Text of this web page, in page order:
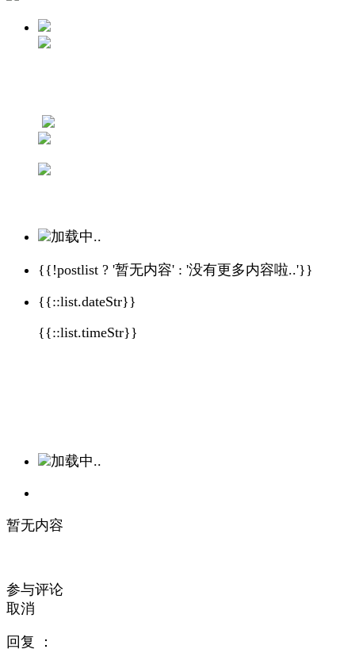
加载中..
{{!postlist ? '暂无内容' : '没有更多内容啦..'}}
{{::list.dateStr}}
{{::list.timeStr}}
加载中..
暂无内容
参与评论
取消
回复 ：